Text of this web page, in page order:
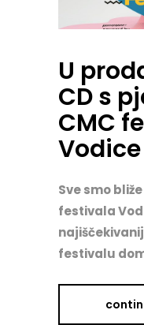
U
CD s
CMC
Vodice
Sve smo
festivala
festivalu